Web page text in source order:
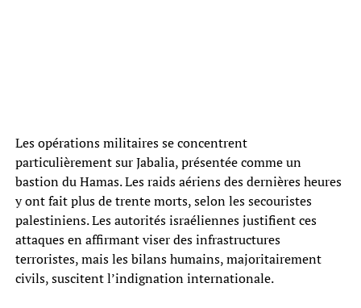
Les opérations militaires se concentrent
particulièrement sur Jabalia, présentée comme un
bastion du Hamas. Les raids aériens des dernières heures
y ont fait plus de trente morts, selon les secouristes
palestiniens. Les autorités israéliennes justifient ces
attaques en affirmant viser des infrastructures
terroristes, mais les bilans humains, majoritairement
civils, suscitent l’indignation internationale.